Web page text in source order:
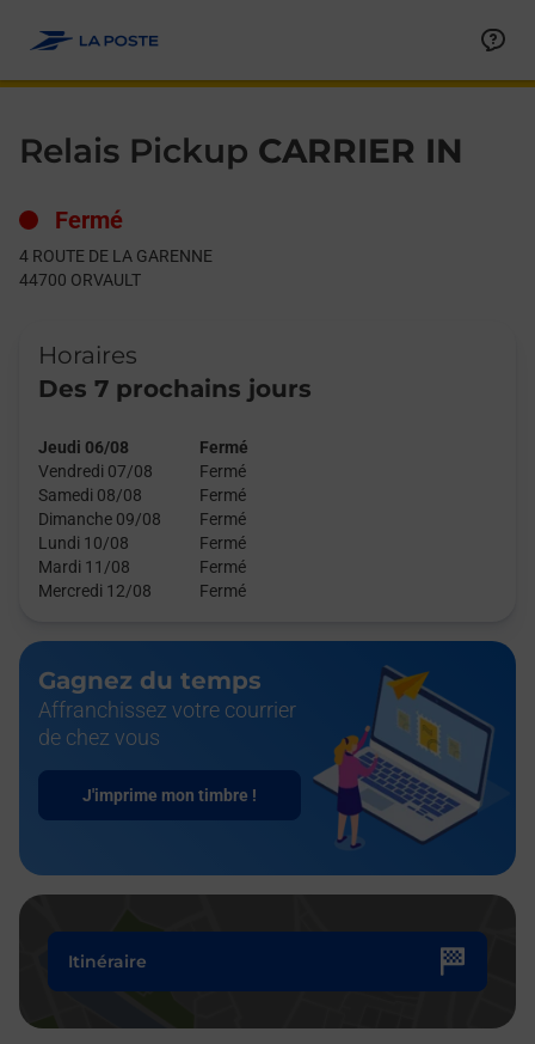
Relais Pickup CARRIER IN
Fermé
4 ROUTE DE LA GARENNE
44700 ORVAULT
Horaires
Des 7 prochains jours
Jeudi 06/08
Fermé
Vendredi 07/08
Fermé
Samedi 08/08
Fermé
Dimanche 09/08
Fermé
Lundi 10/08
Fermé
Mardi 11/08
Fermé
Mercredi 12/08
Fermé
Gagnez du temps
Affranchissez votre courrier
de chez vous
J'imprime mon timbre !
Itinéraire